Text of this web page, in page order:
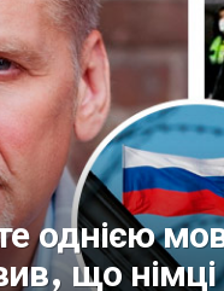
однією
що німці